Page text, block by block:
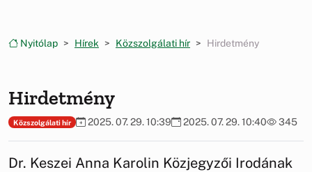
Nyitólap Hírek Közszolgálati hír Hirdetmény
Hirdetmény
Közszolgálati hír 2025. 07. 29. 10:39 2025. 07. 29. 10:40 345
Dr. Keszei Anna Karolin Közjegyzői Irodának